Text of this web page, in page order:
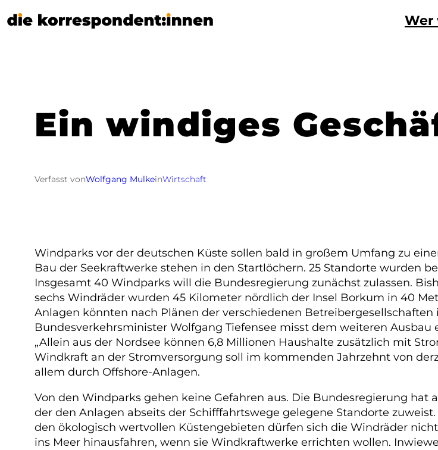
Wer
Ein windiges
Verfasst vonWolfgang MulkeinWirtschaft
Windparks vor der deutschen Küste sollen bald in großem Umfang zu
Bau der Seekraftwerke stehen in den Startlöchern. 25 Standorte wurden
Insgesamt 40 Windparks will die Bundesregierung zunächst zulassen.
sechs Windräder wurden 45 Kilometer nördlich der Insel Borkum in 40
Anlagen könnten nach Plänen der verschiedenen
Bundesverkehrsminister Wolfgang Tiefensee misst dem weiteren
„Allein aus der Nordsee können 6,8 Millionen Haushalte zusätzlich mit
Windkraft an der Stromversorgung soll im kommenden Jahrzehnt von
allem durch Offshore-Anlagen.
Von den Windparks gehen keine Gefahren aus. Die Bundesregierung
der den Anlagen abseits der Schifffahrtswege gelegene Standorte
den ökologisch wertvollen Küstengebieten dürfen sich die Windräder
ins Meer hinausfahren, wenn sie Windkraftwerke errichten wollen.